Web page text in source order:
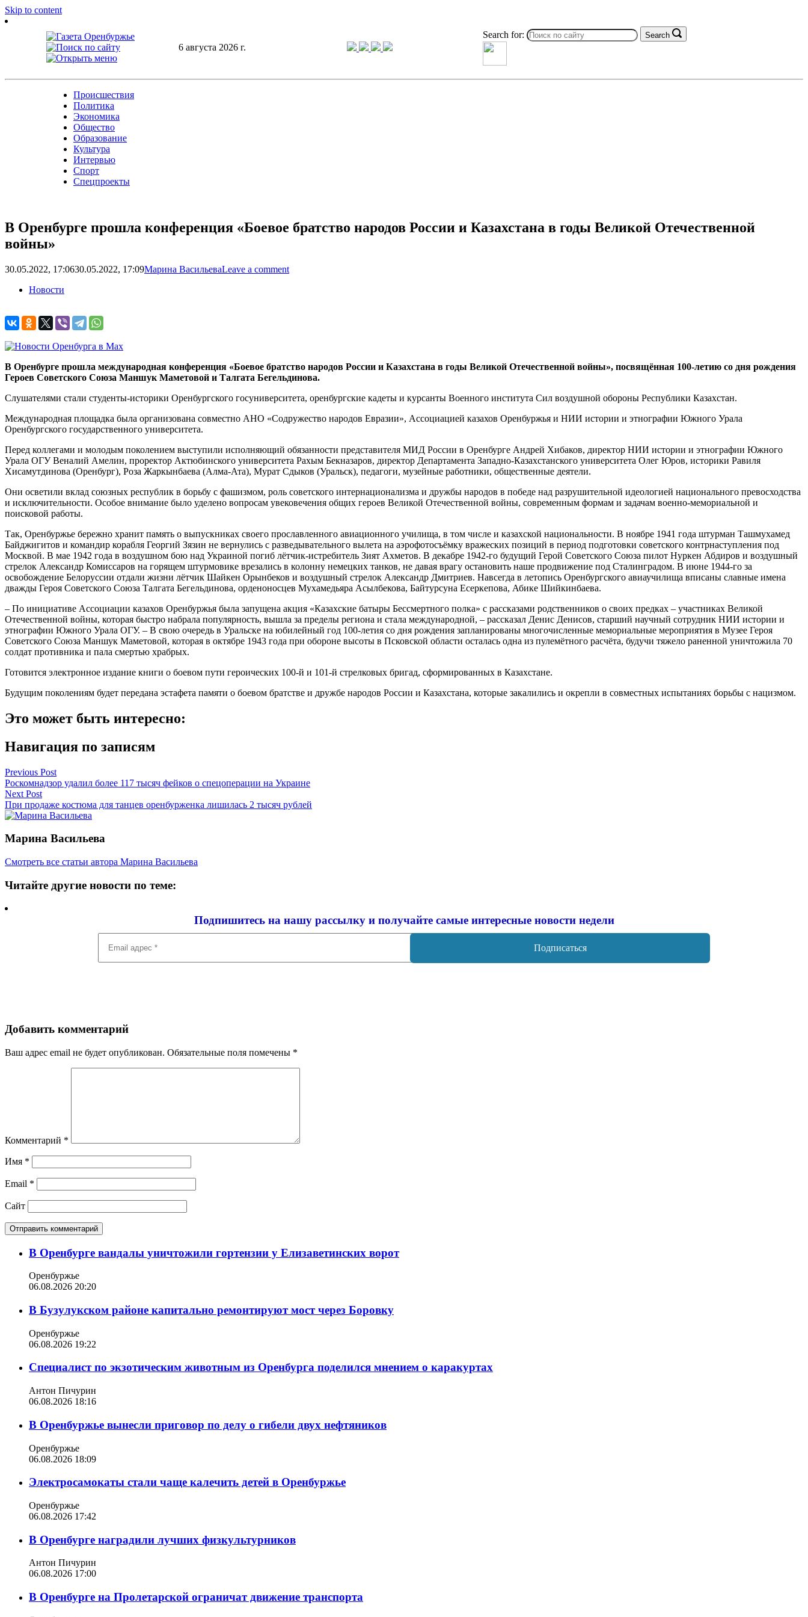
Skip to content
6 августа 2026 г.
Search for: Search
Происшествия
Политика
Экономика
Общество
Образование
Культура
Интервью
Спорт
Спецпроекты
В Оренбурге прошла конференция «Боевое братство народов России и Казахстана в годы Великой Отечественной
войны»
30.05.2022, 17:0630.05.2022, 17:09Марина ВасильеваLeave a comment
Новости
В Оренбурге прошла международная конференция «Боевое братство народов России и Казахстана в годы Великой Отечественной войны», посвящённая 100-летию со дня рождения
Героев Советского Союза Маншук Маметовой и Талгата Бегельдинова.
Слушателями стали студенты-историки Оренбургского госуниверситета, оренбургские кадеты и курсанты Военного института Сил воздушной обороны Республики Казахстан.
Международная площадка была организована совместно АНО «Содружество народов Евразии», Ассоциацией казахов Оренбуржья и НИИ истории и этнографии Южного Урала
Оренбургского государственного университета.
Перед коллегами и молодым поколением выступили исполняющий обязанности представителя МИД России в Оренбурге Андрей Хибаков, директор НИИ истории и этнографии Южного
Урала ОГУ Веналий Амелин, проректор Актюбинского университета Рахым Бекназаров, директор Департамента Западно-Казахстанского университета Олег Юров, историки Равиля
Хисамутдинова (Оренбург), Роза Жаркынбаева (Алма-Ата), Мурат Сдыков (Уральск), педагоги, музейные работники, общественные деятели.
Они осветили вклад союзных республик в борьбу с фашизмом, роль советского интернационализма и дружбы народов в победе над разрушительной идеологией национального превосходства
и исключительности. Особое внимание было уделено вопросам увековечения общих героев Великой Отечественной войны, современным формам и задачам военно-мемориальной и
поисковой работы.
Так, Оренбуржье бережно хранит память о выпускниках своего прославленного авиационного училища, в том числе и казахской национальности. В ноябре 1941 года штурман Ташмухамед
Байджигитов и командир корабля Георгий Зязин не вернулись с разведывательного вылета на аэрофотосъёмку вражеских позиций в период подготовки советского контрнаступления под
Москвой. В мае 1942 года в воздушном бою над Украиной погиб лётчик-истребитель Зият Ахметов. В декабре 1942-го будущий Герой Советского Союза пилот Нуркен Абдиров и воздушный
стрелок Александр Комиссаров на горящем штурмовике врезались в колонну немецких танков, не давая врагу остановить наше продвижение под Сталинградом. В июне 1944-го за
освобождение Белоруссии отдали жизни лётчик Шайкен Орынбеков и воздушный стрелок Александр Дмитриев. Навсегда в летопись Оренбургского авиаучилища вписаны славные имена
дважды Героя Советского Союза Талгата Бегельдинова, орденоносцев Мухамедьяра Асылбекова, Байтурсуна Есеркепова, Абике Шийкинбаева.
– По инициативе Ассоциации казахов Оренбуржья была запущена акция «Казахские батыры Бессмертного полка» с рассказами родственников о своих предках – участниках Великой
Отечественной войны, которая быстро набрала популярность, вышла за пределы региона и стала международной, – рассказал Денис Денисов, старший научный сотрудник НИИ истории и
этнографии Южного Урала ОГУ. – В свою очередь в Уральске на юбилейный год 100-летия со дня рождения запланированы многочисленные мемориальные мероприятия в Музее Героя
Советского Союза Маншук Маметовой, которая в октябре 1943 года при обороне высоты в Псковской области осталась одна из пулемётного расчёта, будучи тяжело раненной уничтожила 70
солдат противника и пала смертью храбрых.
Готовится электронное издание книги о боевом пути героических 100-й и 101-й стрелковых бригад, сформированных в Казахстане.
Будущим поколениям будет передана эстафета памяти о боевом братстве и дружбе народов России и Казахстана, которые закалились и окрепли в совместных испытаниях борьбы с нацизмом.
Это может быть интересно:
Навигация по записям
Previous Post
Роскомнадзор удалил более 117 тысяч фейков о спецоперации на Украине
Next Post
При продаже костюма для танцев оренбурженка лишилась 2 тысяч рублей
Марина Васильева
Смотреть все статьи автора Марина Васильева
Читайте другие новости по теме:
Подпишитесь на нашу рассылку и получайте самые интересные новости недели
адрес
*
Добавить комментарий
Ваш адрес email не будет опубликован. Обязательные поля помечены *
Комментарий *
Имя *
Email *
Сайт
В Оренбурге вандалы уничтожили гортензии у Елизаветинских ворот
Оренбуржье
06.08.2026 20:20
В Бузулукском районе капитально ремонтируют мост через Боровку
Оренбуржье
06.08.2026 19:22
Специалист по экзотическим животным из Оренбурга поделился мнением о каракуртах
Антон Пичурин
06.08.2026 18:16
В Оренбуржье вынесли приговор по делу о гибели двух нефтяников
Оренбуржье
06.08.2026 18:09
Электросамокаты стали чаще калечить детей в Оренбуржье
Оренбуржье
06.08.2026 17:42
В Оренбурге наградили лучших физкультурников
Антон Пичурин
06.08.2026 17:00
В Оренбурге на Пролетарской ограничат движение транспорта